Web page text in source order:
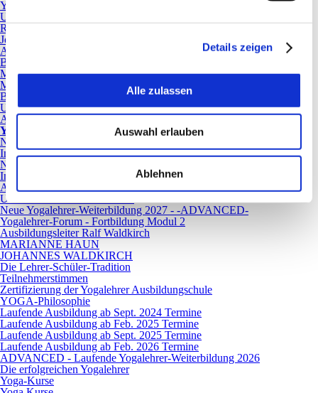
Details zeigen
Alle zulassen
Auswahl erlauben
Ablehnen
YOGA-Philosophie
Unsere Yogalehrer
Ralf Waldkirch
Johannes Waldkirch
Antje Guthier
Birgit Horst
Marion Flad
Marianne Haun
Barbara Waldkirch
Unsere Yoga-Räume
Anfahrt
Yoga-Ausbildung
Neue Yogalehrer-Ausbildung ab September 2026 - Termine
Infoabende zur 2-jährigen Yogaausbildung in Mannheim
Neue Yoga-Lehrende Ausbildung ab Februar 2027 - Termine
Infoabende zur 2-jährigen Yoga-Ausbildung in Mannheim
Ausbildungskonzept
Unterrichtsinhalte und Kosten
Neue Yogalehrer-Weiterbildung 2027 - -ADVANCED-
Yogalehrer-Forum - Fortbildung Modul 2
Ausbildungsleiter Ralf Waldkirch
MARIANNE HAUN
JOHANNES WALDKIRCH
Die Lehrer-Schüler-Tradition
Teilnehmerstimmen
Zertifizierung der Yogalehrer Ausbildungschule
YOGA-Philosophie
Laufende Ausbildung ab Sept. 2024 Termine
Laufende Ausbildung ab Feb. 2025 Termine
Laufende Ausbildung ab Sept. 2025 Termine
Laufende Ausbildung ab Feb. 2026 Termine
ADVANCED - Laufende Yogalehrer-Weiterbildung 2026
Die erfolgreichen Yogalehrer
Yoga-Kurse